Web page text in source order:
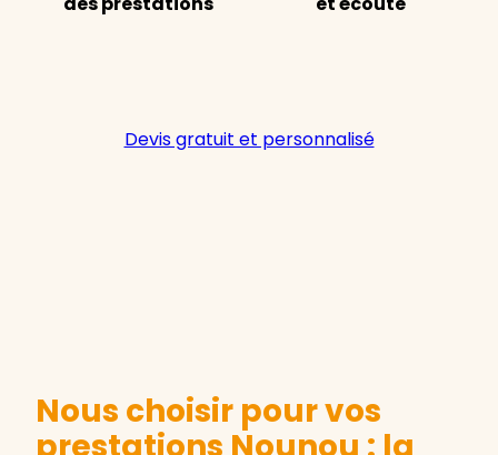
Devis gratuit et personnalisé
Nous choisir pour vos